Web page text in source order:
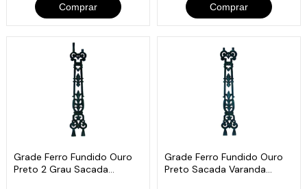
Comprar Comprar
Grade Ferro Fundido Ouro
Preto 2 Grau Sacada
Grade Ferro Fundido Ouro
Preto Sacada Varanda